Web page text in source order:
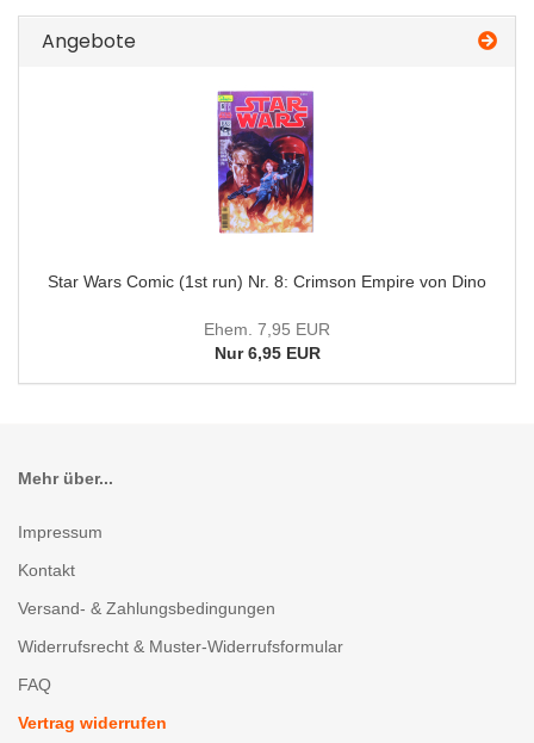
Angebote
Star Wars Comic (1st run) Nr. 8: Crimson Empire von Dino
Ehem. 7,95 EUR
Nur 6,95 EUR
Mehr über...
Impressum
Kontakt
Versand- & Zahlungsbedingungen
Widerrufsrecht & Muster-Widerrufsformular
FAQ
Vertrag widerrufen